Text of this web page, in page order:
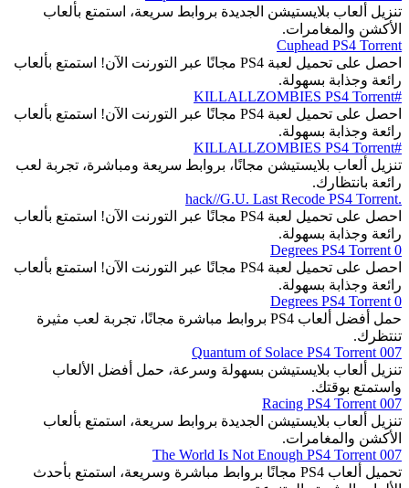
تنزيل ألعاب بلايستيشن الجديدة بروابط سريعة، استمتع بألعاب
الأكشن والمغامرات.
Cuphead PS4 Torrent
احصل على تحميل لعبة PS4 مجانًا عبر التورنت الآن! استمتع بألعاب
رائعة وجذابة بسهولة.
#KILLALLZOMBIES PS4 Torrent
احصل على تحميل لعبة PS4 مجانًا عبر التورنت الآن! استمتع بألعاب
رائعة وجذابة بسهولة.
#KILLALLZOMBIES PS4 Torrent
تنزيل ألعاب بلايستيشن مجانًا، بروابط سريعة ومباشرة، تجربة لعب
رائعة بانتظارك.
.hack//G.U. Last Recode PS4 Torrent
احصل على تحميل لعبة PS4 مجانًا عبر التورنت الآن! استمتع بألعاب
رائعة وجذابة بسهولة.
0 Degrees PS4 Torrent
احصل على تحميل لعبة PS4 مجانًا عبر التورنت الآن! استمتع بألعاب
رائعة وجذابة بسهولة.
0 Degrees PS4 Torrent
حمل أفضل ألعاب PS4 بروابط مباشرة مجانًا، تجربة لعب مثيرة
تنتظرك.
007 Quantum of Solace PS4 Torrent
تنزيل ألعاب بلايستيشن بسهولة وسرعة، حمل أفضل الألعاب
واستمتع بوقتك.
007 Racing PS4 Torrent
تنزيل ألعاب بلايستيشن الجديدة بروابط سريعة، استمتع بألعاب
الأكشن والمغامرات.
007 The World Is Not Enough PS4 Torrent
تحميل ألعاب PS4 مجانًا بروابط مباشرة وسريعة، استمتع بأحدث